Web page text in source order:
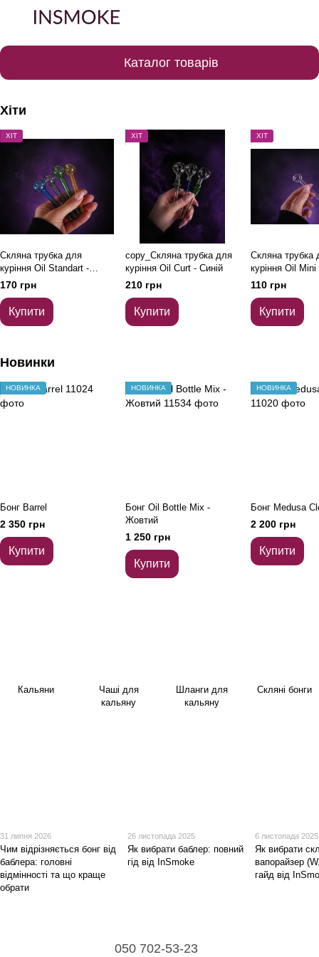
Каталог товарів
Хіти
ХІТ
Скляна трубка для
куріння Oil Standart -
Синій
170 грн
Купити
ХІТ
copy_Скляна трубка для
куріння Oil Curt - Синій
210 грн
Купити
ХІТ
Скляна трубка
куріння Oil
110 грн
Купити
Новинки
НОВИНКА
Бонг Barrel
2 350 грн
Купити
НОВИНКА
Бонг Oil Bottle Mix -
Жовтий
1 250 грн
Купити
НОВИНКА
Бонг Medusa
2 200 грн
Купити
Кальяни
Чаші для
кальяну
Шланги для
кальяну
Скляні бонги
31 липня 2026
Чим відрізняється бонг від
баблера: головні
відмінності та що краще
обрати
26 листопада 2025
Як вибрати баблер: повний
гід від InSmoke
6 листопада 2025
Як вибрати
вапорайзер
гайд від
050 702-53-23